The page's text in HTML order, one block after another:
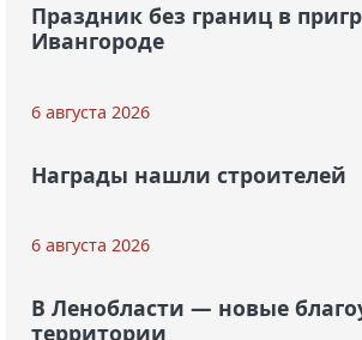
Праздник без границ в
Ивангороде
6 августа 2026
Награды нашли строителей
6 августа 2026
В Ленобласти — новые
территории